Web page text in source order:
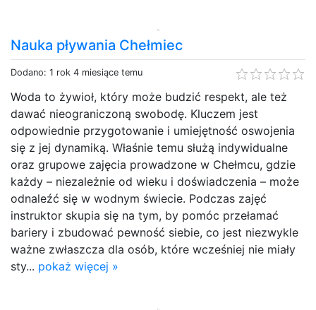
Nauka pływania Chełmiec
Dodano: 1 rok 4 miesiące temu
Woda to żywioł, który może budzić respekt, ale też
dawać nieograniczoną swobodę. Kluczem jest
odpowiednie przygotowanie i umiejętność oswojenia
się z jej dynamiką. Właśnie temu służą indywidualne
oraz grupowe zajęcia prowadzone w Chełmcu, gdzie
każdy – niezależnie od wieku i doświadczenia – może
odnaleźć się w wodnym świecie. Podczas zajęć
instruktor skupia się na tym, by pomóc przełamać
bariery i zbudować pewność siebie, co jest niezwykle
ważne zwłaszcza dla osób, które wcześniej nie miały
sty... pokaż więcej »